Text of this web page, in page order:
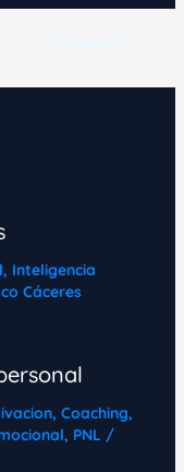
, Inteligencia
Cáceres
, Coaching,
, PNL/